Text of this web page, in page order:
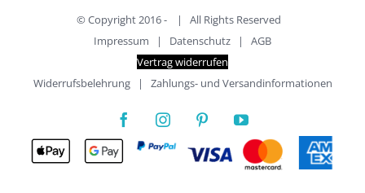
© Copyright 2016 -
| All Rights Reserved
Impressum | Datenschutz | AGB
Vertrag widerrufen
Widerrufsbelehrung| Zahlungs- und Versandinformationen